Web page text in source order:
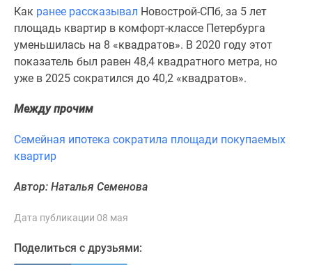
Покупателю
Новостройки
Санкт-
Петербурга
Видеообзор
Семейная
Аналитика
рынка
новостроек
комнатные
Субсидированная
застройщиком
Как ранее рассказывал Новострой-СПб, за 5 лет
площадь квартир в комфорт-классе Петербурга
уменьшилась на 8 «квадратов». В 2020 году этот
показатель был равен 48,4 квадратного метра, но
уже в 2025 сократился до 40,2 «квадратов».
Между прочим
Семейная ипотека сократила площади покупаемых
квартир
Автор: Наталья Семенова
Дата публикации 08 мая
Поделиться с друзьями: